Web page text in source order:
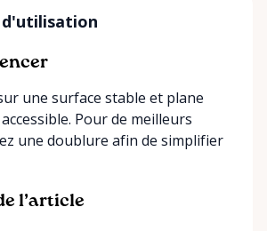
une surface stable et plane
Pour de meilleurs
une doublure afin de simplifier
l’article